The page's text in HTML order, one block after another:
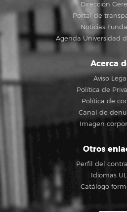
Dirección
Portal de
Noticias
Agenda Universidad
Acerca
Aviso Legal
Política de
Política de
Canal de
Imagen
Otros
Perfil del
Idiomas
Catálogo